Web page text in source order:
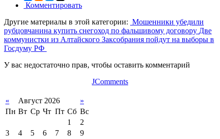
Комментировать
Другие материалы в этой категории: Мошенники убедили
рубцовчанина купить снегоход по фальшивому договору Две
коммунистки из Алтайского Заксобрания пойдут на выборы в
Госдуму РФ
У вас недостаточно прав, чтобы оставить комментарий
JComments
« Август 2026
»
Пн Вт Ср Чт Пт Сб Вс
1
2
3
4 5 6 7 8
9